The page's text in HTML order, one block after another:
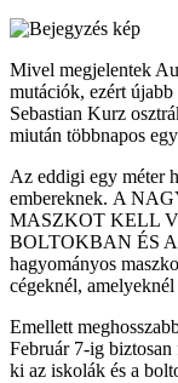
Mivel megjelentek
mutációk, ezért
Sebastian Kurz
miután többnapos
Az eddigi egy méter
embereknek. A
MASZKOT KELL
BOLTOKBAN ÉS
hagyományos
cégeknél,
Emellett
Február 7-ig
ki az iskolák és a